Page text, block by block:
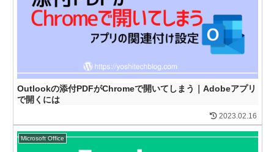
Outlookの添付PDFがChromeで開いてしまう｜Adobeアプリ
で開くには
2023.02.16
Microsoft Office